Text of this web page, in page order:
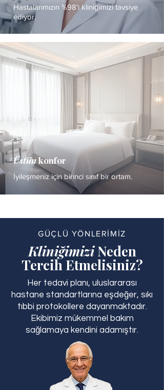
Hastalarımızın %98'i kliniğimizi tavsiye
ediyor.
Üstünkonfor
İyileşmeniz için birinci sınıf bir ortam.
GÜÇLÜ YÖNLERİMİZ
KliniğimiziNeden
Tercih Etmelisiniz?
Her tedavi planı, uluslararası
hastane standartlarına eşdeğer, sıkı
tıbbi protokollere dayanmaktadır.
Ekibimiz mükemmel bakım
sağlamaya kendini adamıştır.